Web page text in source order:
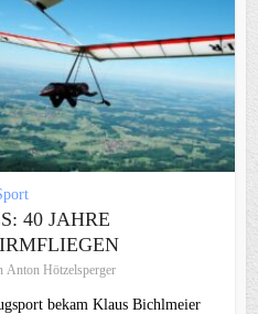
40 JAHRE
Anton Hötzelsperger
bekam Klaus Bichlmeier